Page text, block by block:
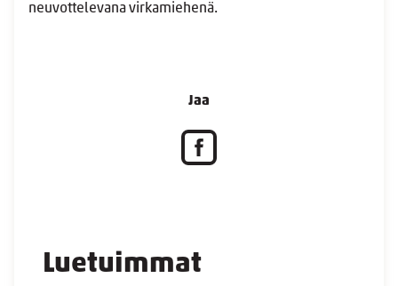
Luetuimmat
neuvottelevana virkamiehenä.
Jaa